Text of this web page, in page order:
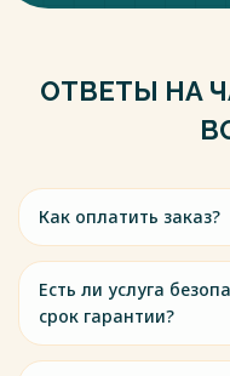
ОТВЕТЫ НА
Как оплатить заказ?
Есть ли услуга
срок гарантии?